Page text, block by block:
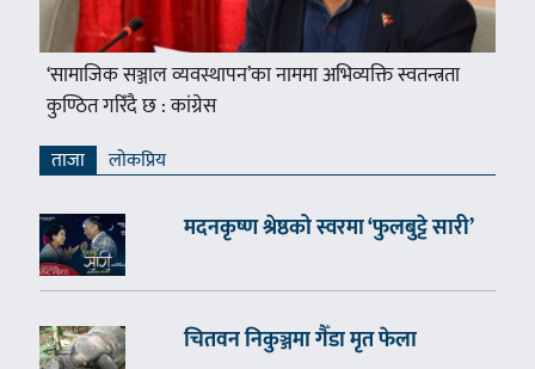
‘सामाजिक सञ्जाल व्यवस्थापन’का नाममा अभिव्यक्ति स्वतन्त्रता
कुण्ठित गरिँदै छ : कांग्रेस
ताजा लाेकप्रिय
मदनकृष्ण श्रेष्ठको स्वरमा ‘फुलबुट्टे सारी’
चितवन निकुञ्जमा गैँडा मृत फेला